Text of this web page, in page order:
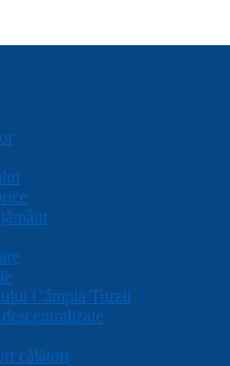
Câmpia Turzii
călători